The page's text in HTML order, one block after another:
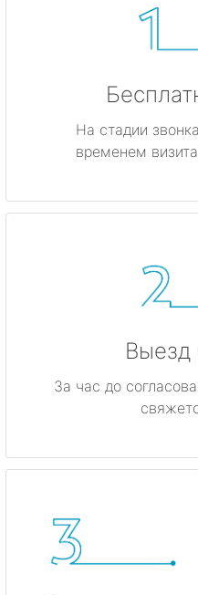
На стадии
временем
Выезд
За час до